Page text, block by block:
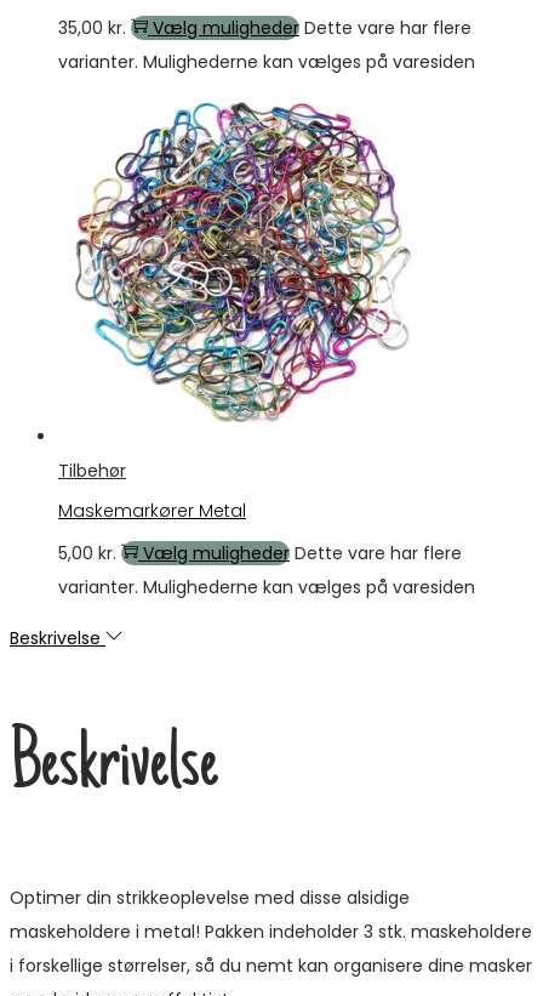
35,00 kr. Vælg muligheder Dette vare har flere
varianter. Mulighederne kan vælges på varesiden
Tilbehør
Maskemarkører Metal
5,00 kr. Vælg muligheder Dette vare har flere
varianter. Mulighederne kan vælges på varesiden
Beskrivelse
Beskrivelse
Optimer din strikkeoplevelse med disse alsidige
maskeholdere i metal! Pakken indeholder 3 stk. maskeholdere
i forskellige størrelser, så du nemt kan organisere dine masker